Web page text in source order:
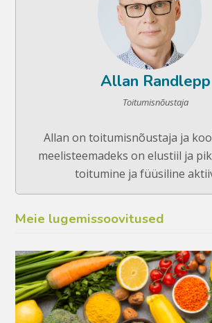
Allan Randlepp
Toitumisnõustaja
Allan on toitumisnõustaja ja
meelisteemadeks on elustiil ja
toitumine ja füüsiline
Meie lugemissoovitused